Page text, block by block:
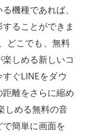
機種であれば、
ることができま
どこでも、無料
しめる新しいコ
ぐLINEをダウ
離をさらに縮め
しめる無料の音
簡単に画面を